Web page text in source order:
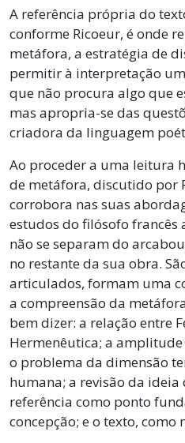
A referência própria do
conforme Ricoeur, é onde
metáfora, a estratégia de
permitir à interpretação
que não procura algo que
mas apropria-se das
criadora da linguagem
Ao proceder a uma leitura
de metáfora, discutido por
corrobora nas suas
estudos do filósofo francês
não se separam do
no restante da sua obra.
articulados, formam uma
a compreensão da
bem dizer: a relação entre
Hermenêutica; a
o problema da dimensão
humana; a revisão da ideia
referência como ponto
concepção; e o texto,